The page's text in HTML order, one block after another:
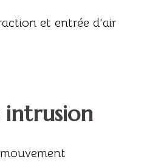
et entrée d’air